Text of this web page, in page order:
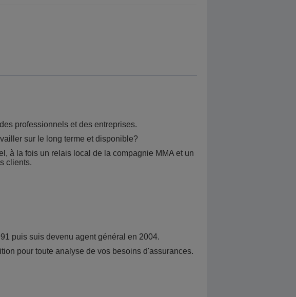
professionnels et des entreprises.
sur le long terme et disponible?
à la fois un relais local de la compagnie MMA et un
clients.
puis suis devenu agent général en 2004.
pour toute analyse de vos besoins d'assurances.